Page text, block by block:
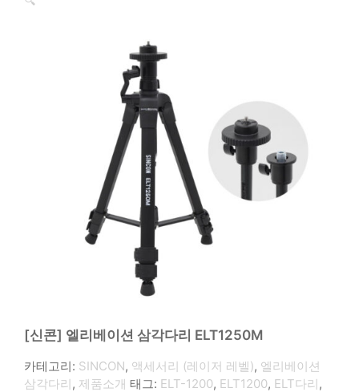
[신콘] 엘리베이션 삼각다리 ELT1250M
카테고리: SINCON, 액세서리 (레이저 레벨), 엘리베이션
삼각다리, 제품소개 태그: ELT-1200, ELT1200, ELT다리,